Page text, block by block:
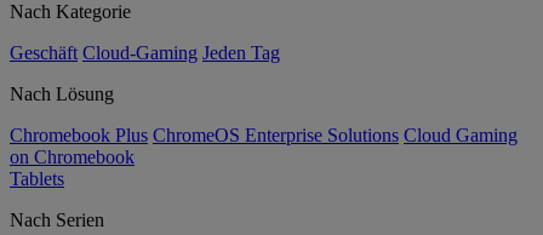
Nach Kategorie
Geschäft Cloud-Gaming Jeden Tag
Nach Lösung
Chromebook Plus ChromeOS Enterprise Solutions Cloud Gaming
on Chromebook
Tablets
Nach Serien